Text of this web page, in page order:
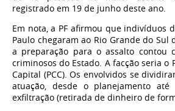
registrado em 19 de junho deste ano.
Em nota, a PF afirmou que indivíduos
Paulo chegaram ao Rio Grande do Sul
a preparação para o assalto contou
criminosos do Estado. A facção seria o
Capital (PCC). Os envolvidos se
atuação, desde o planejamento
exfiltração (retirada de dinheiro de